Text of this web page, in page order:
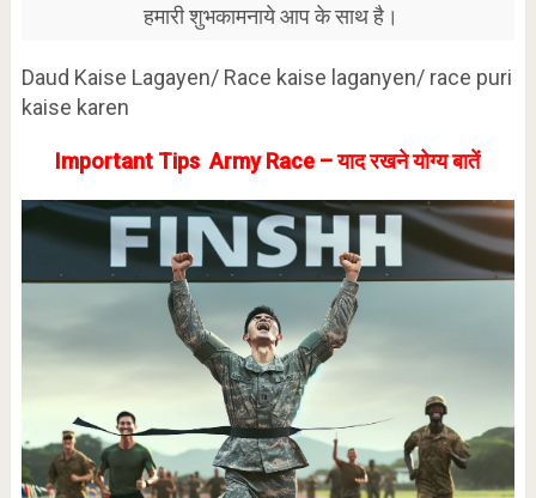
हमारी शुभकामनाये आप के साथ है।
Daud Kaise Lagayen/ Race kaise laganyen/ race puri
kaise karen
Important Tips Army Race – याद रखने योग्य बातें